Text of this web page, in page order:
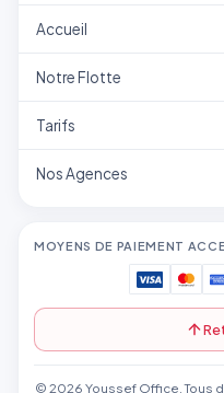
Accueil
Notre Flotte
Tarifs
Nos Agences
MOYENS DE PAIEMENT
© 2026 Youssef Office. Tous